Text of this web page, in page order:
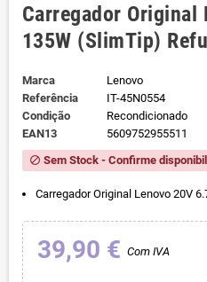
Carregador Original
135W (SlimTip)
Marca
Lenovo
Referência
IT-45N0554
Condição
Recondicionado
EAN13
5609752955511
block Sem Stock - Confirme
Carregador Original Lenovo 20V
39,90 € Com IVA